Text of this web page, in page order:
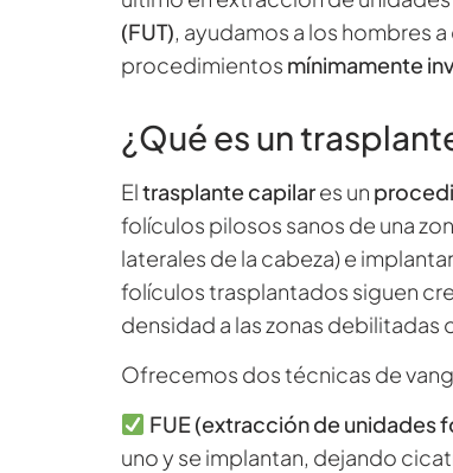
(FUT), ayudamos a los hombres
procedimientos mínimamente
¿Qué es un
Eltrasplante capilares un
folículos pilosos sanos de una
laterales de la cabeza) e
folículos trasplantados siguen
densidad a las zonas debilitadas
Ofrecemos dos técnicas de
FUE (extracción de unidades
uno y se implantan, dejando